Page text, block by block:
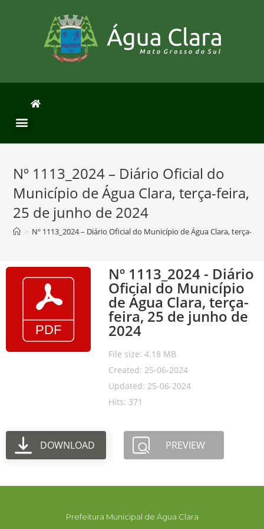
Nº 1113_2024 – Diário Oficial do
Município de Água Clara, terça-feira,
25 de junho de 2024
> Nº 1113_2024 – Diário Oficial do Município de Água Clara, terça-
Nº 1113_2024 - Diário
Oficial do Município
de Água Clara, terça-
feira, 25 de junho de
2024
File size: 4.18 MB
Created: 25-06-2024
Updated: 25-06-2024
Hits: 371
DOWNLOAD PREVIEW
Prefeitura Municipal de Água Clara